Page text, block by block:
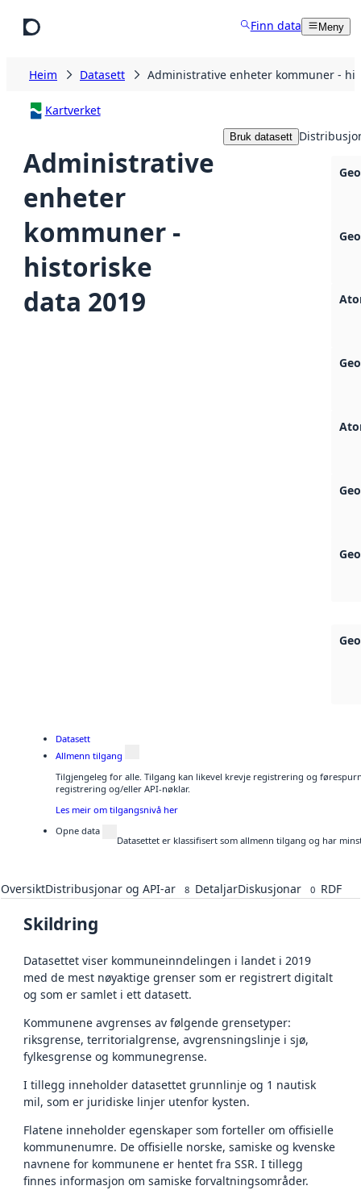
Finn data Meny
Heim Datasett Administrative enheter kommuner -
Kartverket
Administrative
enheter
kommuner -
historiske
data 2019
Bruk datasett
Datasett
Allmenn tilgang
Tilgjengeleg for alle. Tilgang kan likevel krevje registrering og
registrering og/eller API-nøklar.
Les meir om tilgangsnivå her
Opne data
Datasettet er klassifisert som allmenn tilgang og har
OversiktDistribusjonar og API-ar 8 DetaljarDiskusjonar 0 RDF
Skildring
Datasettet viser kommuneinndelingen i landet i 2019
med de mest nøyaktige grenser som er registrert digitalt
og som er samlet i ett datasett.
Kommunene avgrenses av følgende grensetyper:
riksgrense, territorialgrense, avgrensningslinje i sjø,
fylkesgrense og kommunegrense.
I tillegg inneholder datasettet grunnlinje og 1 nautisk
mil, som er juridiske linjer utenfor kysten.
Flatene inneholder egenskaper som forteller om offisielle
kommunenumre. De offisielle norske, samiske og kvenske
navnene for kommunene er hentet fra SSR. I tillegg
finnes informasjon om samiske forvaltningsområder.